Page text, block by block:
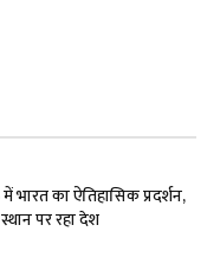
का ऐतिहासिक प्रदर्शन,
पर रहा देश